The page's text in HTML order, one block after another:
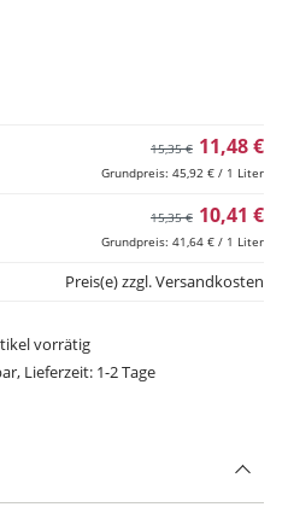
11,48 €
15,35 €
Grundpreis: 45,92 € / 1 Liter
10,41 €
15,35 €
Grundpreis: 41,64 € / 1 Liter
vorrätig
Lieferzeit: 1-2 Tage
Preis(e) zzgl. Versandkosten